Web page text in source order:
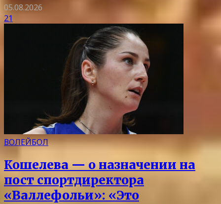
05.08.2026
21
ВОЛЕЙБОЛ
Кошелева — о назначении на
пост спортдиректора
«Валлефольи»: «Это